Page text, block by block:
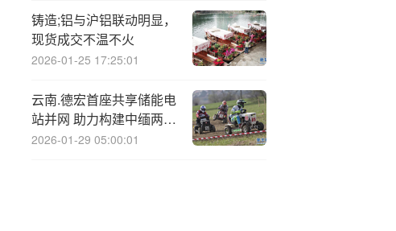
铸造;铝与沪铝联动明显，
现货成交不温不火
2026-01-25 17:25:01
云南.德宏首座共享储能电
站并网 助力构建中缅两国
电网一体化
2026-01-29 05:00:01